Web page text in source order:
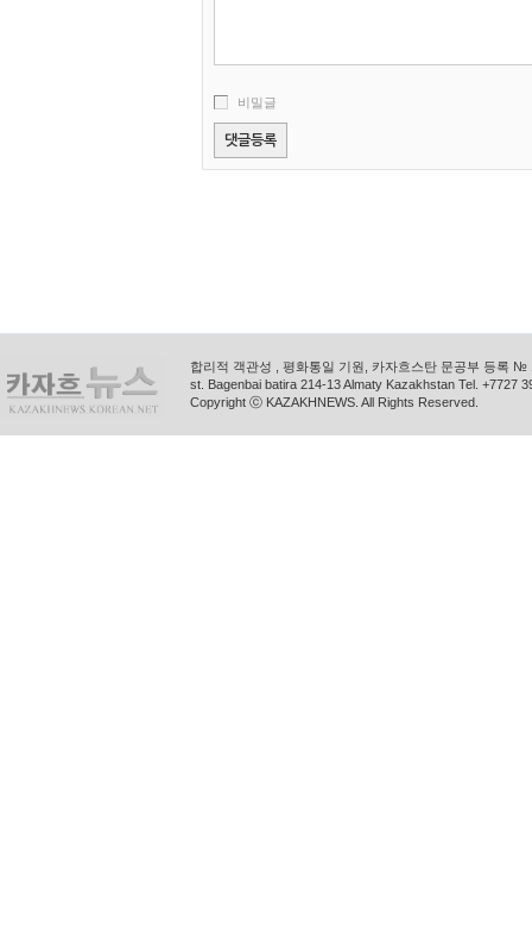
비밀글
합리적 객관성 , 평화통일 기원, 카자흐스탄 문공부 등록
st. Bagenbai batira 214-13 Almaty Kazakhstan Tel. +7727
Copyright ⓒ KAZAKHNEWS. All Rights Reserved.